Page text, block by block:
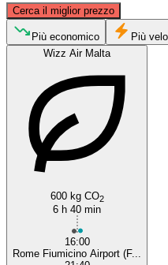
Cerca il miglior prezzo
Turin
Più economico
Più
Wizz Air Malta
600 kg CO2
6 h 40 min
16:00
Rome Fiumicino Airport (F...